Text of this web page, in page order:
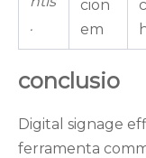
.
cion
em
conclusio
Digital signage
ferramenta